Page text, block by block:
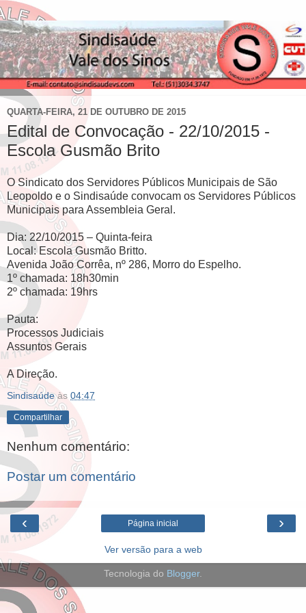
QUARTA-FEIRA, 21 DE OUTUBRO DE 2015
Edital de Convocação - 22/10/2015 -
Escola Gusmão Brito
O Sindicato dos Servidores Públicos Municipais de São
Leopoldo e o Sindisaúde convocam os Servidores Públicos
Municipais para Assembleia Geral.
Dia: 22/10/2015 – Quinta-feira
Local: Escola Gusmão Britto.
Avenida João Corrêa, nº 286, Morro do Espelho.
1º chamada: 18h30min
2º chamada: 19hrs
Pauta:
Processos Judiciais
Assuntos Gerais
A Direção.
Sindisaúde às 04:47
Compartilhar
Nenhum comentário:
Postar um comentário
‹ ›
Página inicial
Ver versão para a web
Tecnologia do Blogger.